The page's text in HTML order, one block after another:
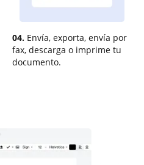
04. Envía, exporta, envía por
fax, descarga o imprime tu
documento.